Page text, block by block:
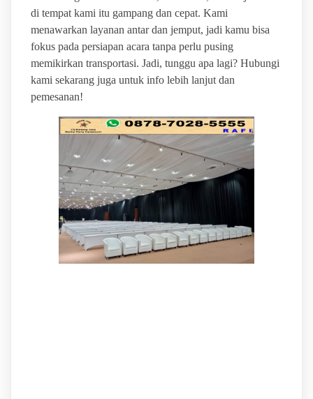
di tempat kami itu gampang dan cepat. Kami
menawarkan layanan antar dan jemput, jadi kamu bisa
fokus pada persiapan acara tanpa perlu pusing
memikirkan transportasi. Jadi, tunggu apa lagi? Hubungi
kami sekarang juga untuk info lebih lanjut dan
pemesanan!